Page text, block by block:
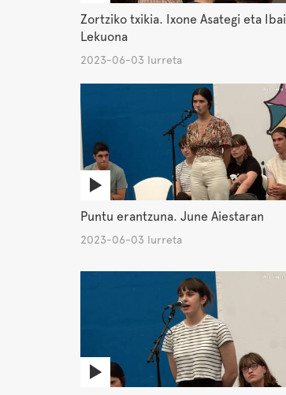
Zortziko txikia. Ixone Asategi eta Ibai
Lekuona
2023-06-03 Iurreta
Puntu erantzuna. June Aiestaran
2023-06-03 Iurreta